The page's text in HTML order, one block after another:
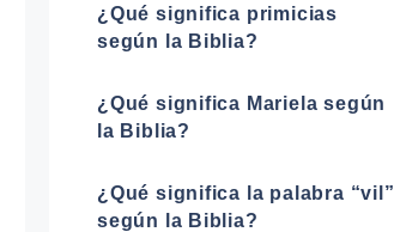
¿Qué significa primicias
según la Biblia?
¿Qué significa Mariela según
la Biblia?
¿Qué significa la palabra “vil”
según la Biblia?